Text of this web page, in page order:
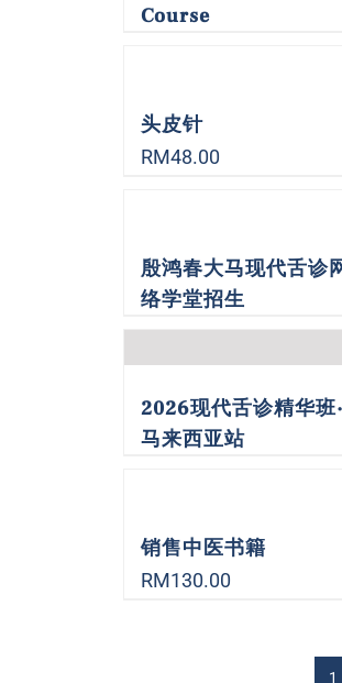
Course
头皮针
RM48.00
殷鸿春大马现代舌诊
络学堂招生
2026现代舌诊精华班·
马来西亚站
销售中医书籍
RM130.00
1